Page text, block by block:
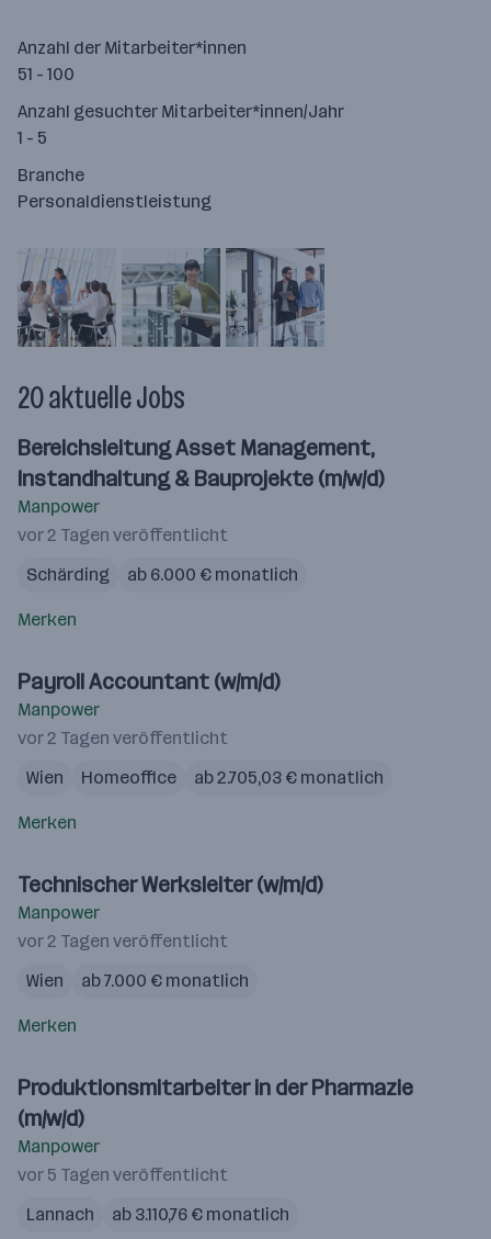
Anzahl der Mitarbeiter*innen
51 - 100
Anzahl gesuchter Mitarbeiter*innen/Jahr
1 - 5
Branche
Personaldienstleistung
20 aktuelle Jobs
Bereichsleitung Asset Management,
Instandhaltung & Bauprojekte (m/w/d)
Manpower
vor 2 Tagen veröffentlicht
Schärding
ab 6.000 € monatlich
Merken
Payroll Accountant (w/m/d)
Manpower
vor 2 Tagen veröffentlicht
Wien
Homeoffice ab 2.705,03 € monatlich
Merken
Technischer Werksleiter (w/m/d)
Manpower
vor 2 Tagen veröffentlicht
Wien
ab 7.000 € monatlich
Merken
Produktionsmitarbeiter in der Pharmazie
(m/w/d)
Manpower
vor 5 Tagen veröffentlicht
Lannach
ab 3.110,76 € monatlich